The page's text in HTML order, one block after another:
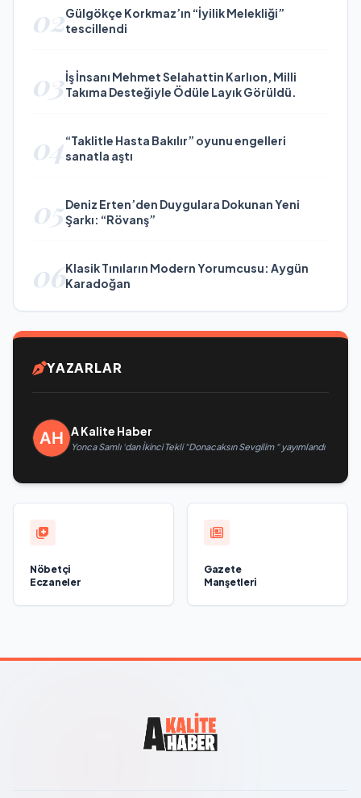
02Gülgökçe Korkmaz’ın “İyilik Melekliği”
tescillendi
03İş İnsanı Mehmet Selahattin Karlıon, Milli
Takıma Desteğiyle Ödüle Layık Görüldü.
04“Taklitle Hasta Bakılır” oyunu engelleri
sanatla aştı
05Deniz Erten’den Duygulara Dokunan Yeni
Şarkı: “Rövanş”
06Klasik Tınıların Modern Yorumcusu: Aygün
Karadoğan
YAZARLAR
A Kalite Haber
Yonca Samlı ‘dan İkinci Tekli “Donacaksın Sevgilim “ yayımlandı
Nöbetçi
Eczaneler
Gazete
Manşetleri